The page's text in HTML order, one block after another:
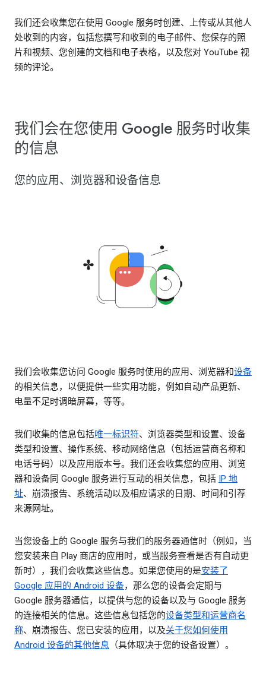
我们还会收集您在使用 Google 服务时创建、上传或从其他人
处收到的内容，包括您撰写和收到的电子邮件、您保存的照
片和视频、您创建的文档和电子表格，以及您对 YouTube 视
频的评论。
我们会在您使用 Google 服务时收集
的信息
您的应用、浏览器和设备信息
我们会收集您访问 Google 服务时使用的应用、浏览器和设备
的相关信息，以便提供一些实用功能，例如自动产品更新、
电量不足时调暗屏幕，等等。
我们收集的信息包括唯一标识符、浏览器类型和设置、设备
类型和设置、操作系统、移动网络信息（包括运营商名称和
电话号码）以及应用版本号。我们还会收集您的应用、浏览
器和设备同 Google 服务进行互动的相关信息，包括 IP 地
址、崩溃报告、系统活动以及相应请求的日期、时间和引荐
来源网址。
当您设备上的 Google 服务与我们的服务器通信时（例如，当
您安装来自 Play 商店的应用时，或当服务查看是否有自动更
新时），我们会收集这些信息。如果您使用的是安装了
Google 应用的 Android 设备，那么您的设备会定期与
Google 服务器通信，以提供与您的设备以及与 Google 服务
的连接相关的信息。这些信息包括您的设备类型和运营商名
称、崩溃报告、您已安装的应用，以及关于您如何使用
Android 设备的其他信息 （具体取决于您的设备设置）。